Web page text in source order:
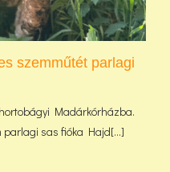
szemműtét parlagi
Madárkórházba.
parlagi sas fióka Hajd[...]